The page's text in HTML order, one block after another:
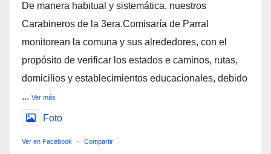
De manera habitual y sistemática, nuestros
Carabineros de la 3era.Comisaría de Parral
monitorean la comuna y sus alrededores, con el
propósito de verificar los estados e caminos, rutas,
domicilios y establecimientos educacionales, debido
... Ver más
Foto
Ver en Facebook · Compartir